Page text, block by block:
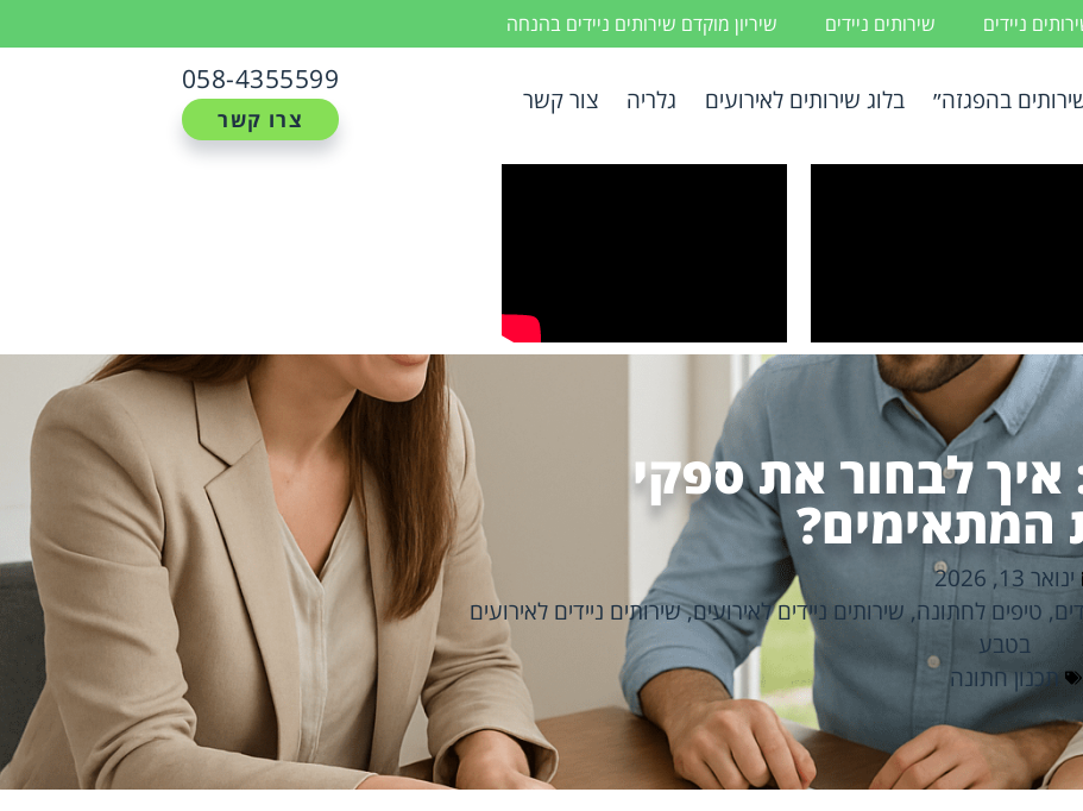
ניידים שירותים ניידים שיריון מוקדם שירותים ניידים בהנחה
בהפגזה״ בלוג שירותים לאירועים גלריה צור קשר
058-4355599
צרו קשר
איך לבחור את ספקי
המתאימים?
ינואר 13, 2026
, טיפים לחתונה, שירותים ניידים לאירועים,שירותים ניידים לאירועים
בטבע
תכנון חתונה